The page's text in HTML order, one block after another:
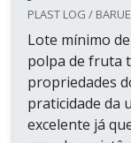
PLAST LOG /
Lote mínimo
polpa de fruta
propriedades
praticidade da
excelente já